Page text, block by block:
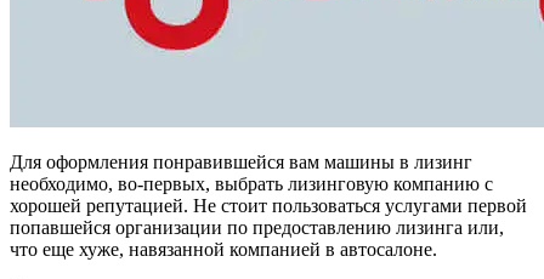
Для оформления понравившейся вам машины в лизинг
необходимо, во-первых, выбрать лизинговую компанию с
хорошей репутацией. Не стоит пользоваться услугами первой
попавшейся организации по предоставлению лизинга или,
что еще хуже, навязанной компанией в автосалоне.